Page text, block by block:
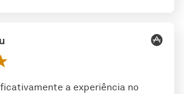
a experiência no